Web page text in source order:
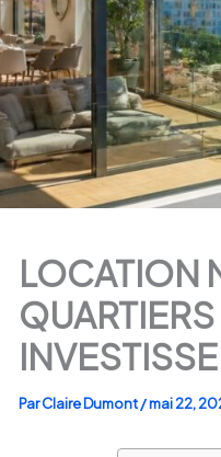
LOCATION
ParClaire Dumont/mai 22,